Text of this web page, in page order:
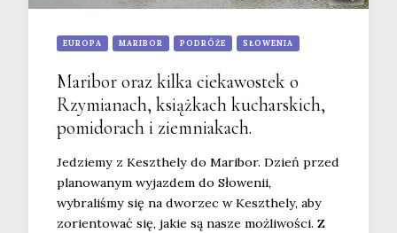
EUROPA MARIBOR PODRÓŻE SŁOWENIA
Maribor oraz kilka ciekawostek o
Rzymianach, książkach kucharskich,
pomidorach i ziemniakach.
Jedziemy z Keszthely do Maribor. Dzień przed
planowanym wyjazdem do Słowenii,
wybraliśmy się na dworzec w Keszthely, aby
zorientować się, jakie są nasze możliwości. Z